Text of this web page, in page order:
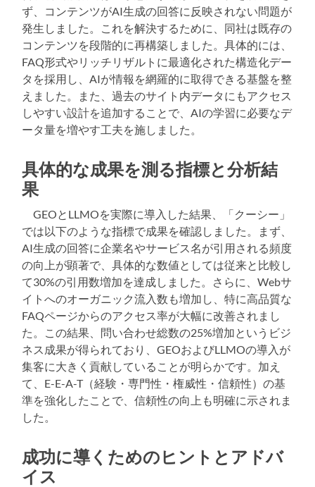
ず、コンテンツがAI生成の回答に反映されない問題が
発生しました。これを解決するために、同社は既存の
コンテンツを段階的に再構築しました。具体的には、
FAQ形式やリッチリザルトに最適化された構造化デー
タを採用し、AIが情報を網羅的に取得できる基盤を整
えました。また、過去のサイト内データにもアクセス
しやすい設計を追加することで、AIの学習に必要なデ
ータ量を増やす工夫を施しました。
具体的な成果を測る指標と分析結
果
GEOとLLMOを実際に導入した結果、「クーシー」
では以下のような指標で成果を確認しました。まず、
AI生成の回答に企業名やサービス名が引用される頻度
の向上が顕著で、具体的な数値としては従来と比較し
て30%の引用数増加を達成しました。さらに、Webサ
イトへのオーガニック流入数も増加し、特に高品質な
FAQページからのアクセス率が大幅に改善されまし
た。この結果、問い合わせ総数の25%増加というビジ
ネス成果が得られており、GEOおよびLLMOの導入が
集客に大きく貢献していることが明らかです。加え
て、E-E-A-T（経験・専門性・権威性・信頼性）の基
準を強化したことで、信頼性の向上も明確に示されま
した。
成功に導くためのヒントとアドバ
イス